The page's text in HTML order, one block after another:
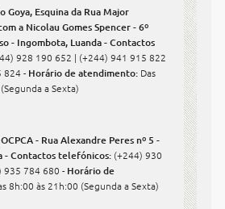
Goya, Esquina da Rua Major
a Nicolau Gomes Spencer - 6º
- Ingombota, Luanda - Contactos
928 190 652 | (+244) 941 915 822
824 - Horário de atendimento: Das
a Sexta)
- Rua Alexandre Peres nº 5 -
- Contactos telefónicos: (+244) 930
935 784 680 - Horário de
8h:00 às 21h:00 (Segunda a Sexta)